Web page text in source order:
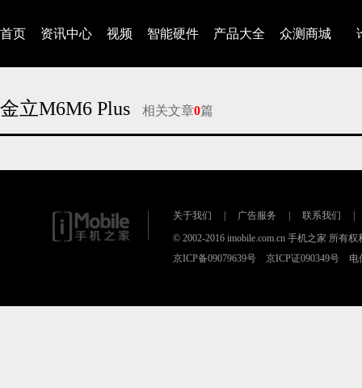
首页 资讯中心 视频 智能硬件 产品大全 众测商城
金立M6M6 Plus 相关文章0篇
关于我们 广告服务 联系我们
© 2002-2016 imobile.com.cn 手机之家 所有权
京ICP备09079639号 京ICP证090349号 电